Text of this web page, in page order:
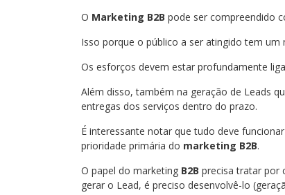
O Marketing B2B pode ser compreendido
Isso porque o público a ser atingido tem um
Os esforços devem estar profundamente
Além disso, também na geração de Leads
entregas dos serviços dentro do prazo.
É interessante notar que tudo deve
prioridade primária do marketing B2B.
O papel do marketing B2B precisa tratar por
gerar o Lead, é preciso desenvolvê-lo